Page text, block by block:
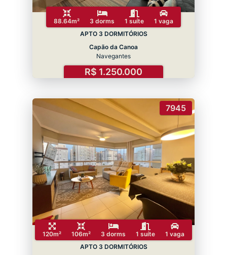
88.64m² 3 dorms 1 suíte
1 vaga
APTO 3 DORMITÓRIOS
Capão da Canoa
Navegantes
R$ 1.250.000
7945
120m² 106m² 3 dorms 1 suíte
1 vaga
APTO 3 DORMITÓRIOS